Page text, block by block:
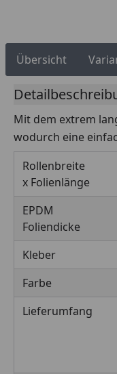
Übersicht
Mit dem extrem
wodurch eine
Rollenbreite
x Folienlänge
EPDM
Foliendicke
Kleber
Farbe
Lieferumfang